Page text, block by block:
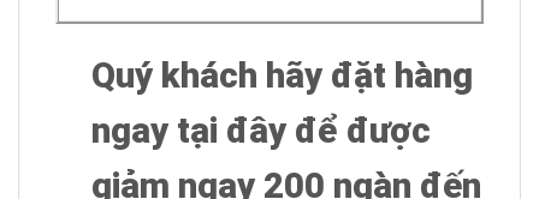
Quý khách hãy đặt hàng
ngay tại đây để được
giảm ngay 200 ngàn đến